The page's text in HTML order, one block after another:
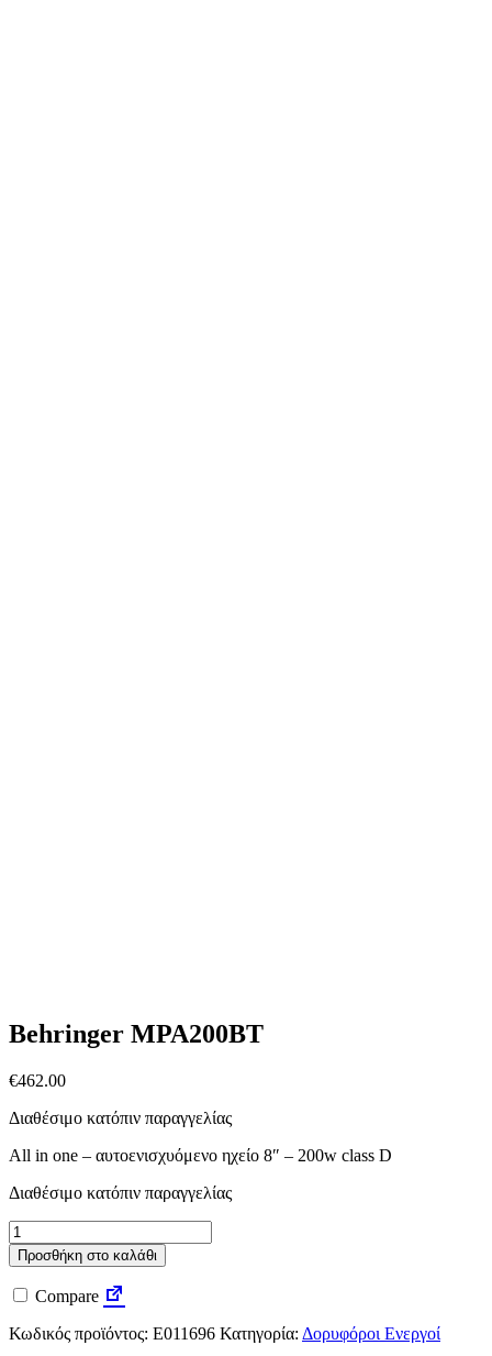
Behringer MPA200BT
€462.00
Διαθέσιμο κατόπιν παραγγελίας
All in one – αυτοενισχυόμενo ηχείo 8″ – 200w class D
Διαθέσιμο κατόπιν παραγγελίας
Behringer
MPA200BT
ποσότητα
Προσθήκη στο καλάθι
Compare
Κωδικός προϊόντος: E011696 Κατηγορία: Δορυφόροι Ενεργοί